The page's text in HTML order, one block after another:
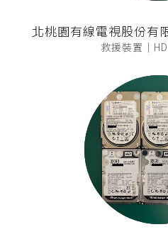
北桃園有線電視股份有
救援裝置｜